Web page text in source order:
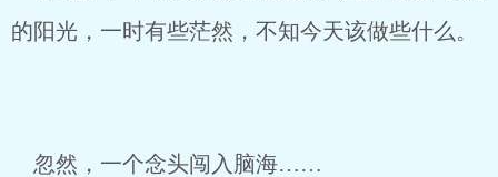
的阳光，一时有些茫然，不知今天该做些什么。
忽然，一个念头闯入脑海……